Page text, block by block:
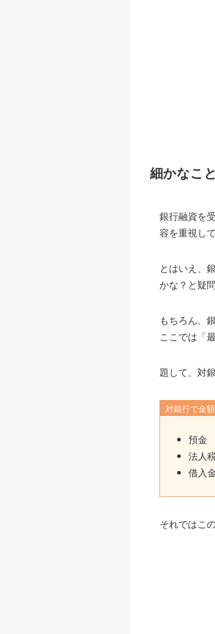
細かなこ
銀行融資を
容を重視し
とはいえ、
かな？と疑
もちろん、
ここでは「
題して、対
対銀行で金
預金
法人
借入
それではこ